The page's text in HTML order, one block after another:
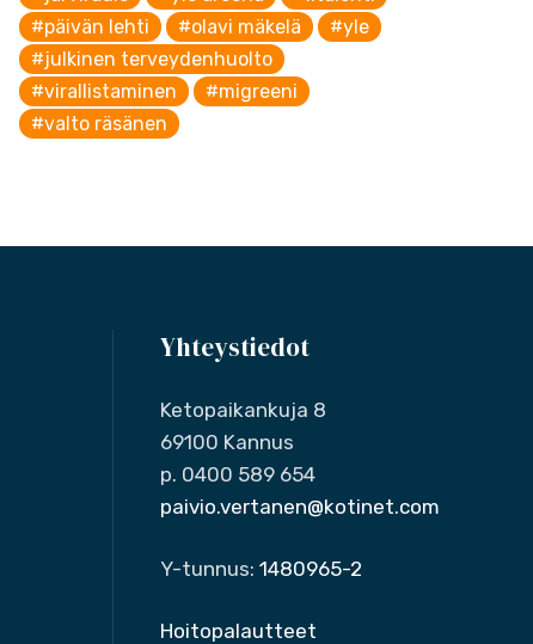
#päivän lehti
#olavi mäkelä
#yle
#julkinen terveydenhuolto
#virallistaminen
#migreeni
#valto räsänen
Yhteystiedot
Ketopaikankuja 8
69100 Kannus
p. 0400 589 654
paivio.vertanen@kotinet.com
Y-tunnus: 1480965-2
Hoitopalautteet